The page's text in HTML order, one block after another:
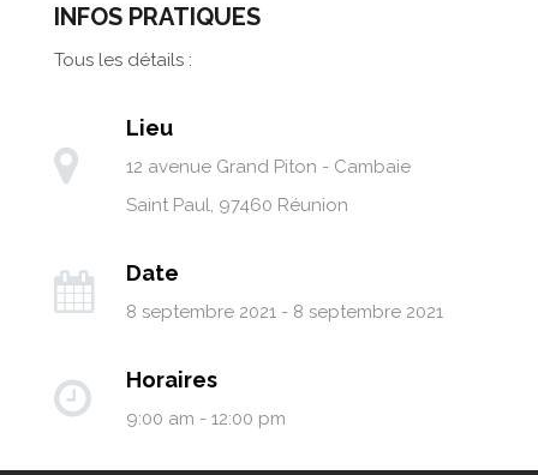
INFOS PRATIQUES
Tous les détails :
Lieu
12 avenue Grand Piton - Cambaie
Saint Paul, 97460 Réunion
Date
8 septembre 2021 - 8 septembre 2021
Horaires
9:00 am - 12:00 pm